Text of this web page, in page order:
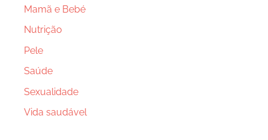
Mamã e Bebé
Nutrição
Pele
Saúde
Sexualidade
Vida saudável